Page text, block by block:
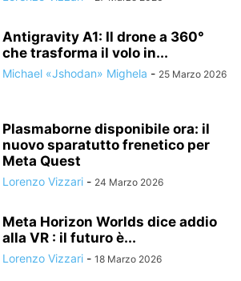
Antigravity A1: Il drone a 360°
che trasforma il volo in...
Michael «Jshodan» Mighela - 25 Marzo 2026
Plasmaborne disponibile ora: il
nuovo sparatutto frenetico per
Meta Quest
Lorenzo Vizzari - 24 Marzo 2026
Meta Horizon Worlds dice addio
alla VR : il futuro è...
Lorenzo Vizzari - 18 Marzo 2026